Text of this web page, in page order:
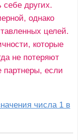
других.
однако
целей.
которые
не потеряют
если
числа 1 в